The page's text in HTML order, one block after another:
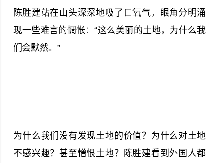
陈胜建站在山头深深地吸了口氧气，眼角分明涌
现一些难言的惆怅：“这么美丽的土地，为什么我
们会默然。”
为什么我们没有发现土地的价值？为什么对土地
不感兴趣？甚至憎恨土地？陈胜建看到外国人都